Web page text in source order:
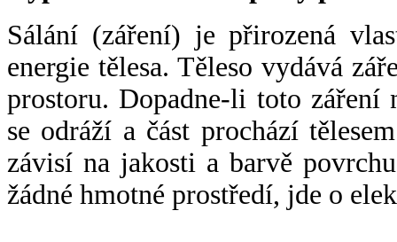
Sálání (záření) je přirozená
energie tělesa. Těleso vydává
prostoru. Dopadne-li toto záření
se odráží a část prochází
závisí na jakosti a barvě
žádné hmotné prostředí, jde o